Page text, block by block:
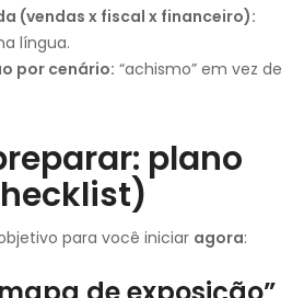
(vendas x fiscal x financeiro):
língua.
por cenário: “achismo” em vez de
plano
para você iniciar agora: